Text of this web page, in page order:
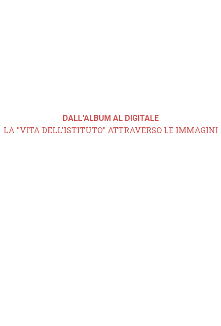
DALL'ALBUM AL DIGITALE
LA "VITA DELL'ISTITUTO" ATTRAVERSO LE IMMAGINI